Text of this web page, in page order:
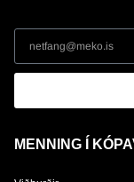
MENNING Í